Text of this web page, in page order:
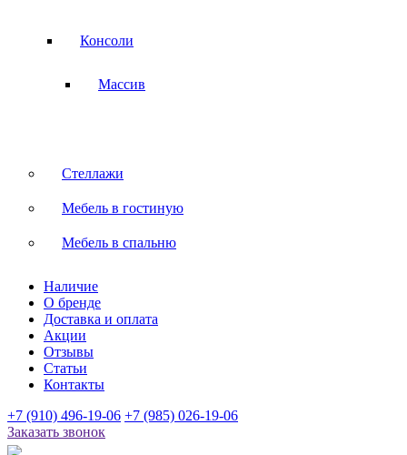
Консоли
Массив
Стеллажи
Мебель в гостиную
Мебель в спальню
Наличие
О бренде
Доставка и оплата
Акции
Отзывы
Статьи
Контакты
+7 (910) 496-19-06 +7 (985) 026-19-06
Заказать звонок